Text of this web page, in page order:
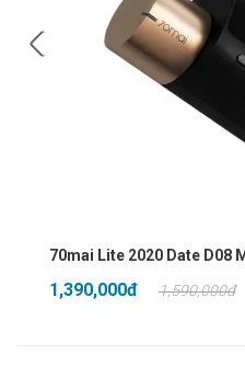
CAMERA HÀNH TRÌNH